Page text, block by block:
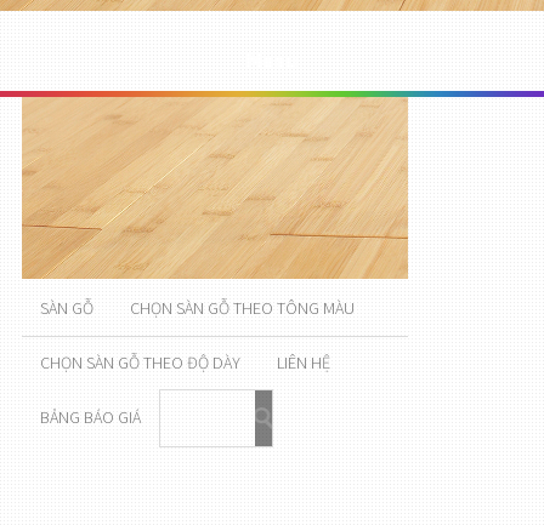
SÀN GỖ CHỌN SÀN GỖ THEO TÔNG MÀU
CHỌN SÀN GỖ THEO ĐỘ DÀY LIÊN HỆ
BẢNG BÁO GIÁ